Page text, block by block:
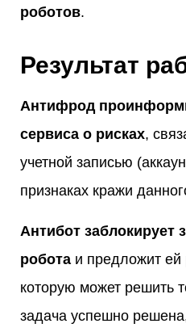
роботов.
Результат
Антифрод
сервиса о рисках,
учетной записью
признаках кражи
Антибот заблокирует
робота и предложит ей
которую может решить
задача успешно решена,